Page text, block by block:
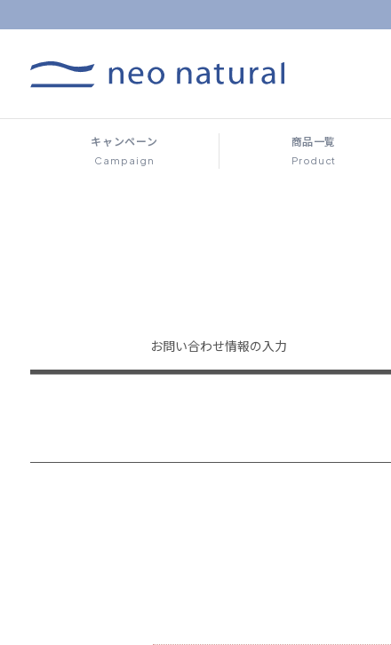
キャンペーン
Campaign
商品一覧
Product
お問い合わせ情報の入力